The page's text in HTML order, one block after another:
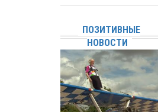
ПОЗИТИВНЫЕ
НОВОСТИ